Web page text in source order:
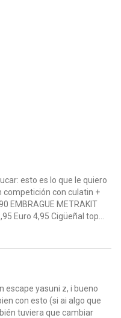
esto es lo que le quiero
competición con culatin +
EMBRAGUE METRAKIT
Euro 4,95 Cigüeñal top...
escape yasuni z, i bueno
con esto (si ai algo que
tuviera que cambiar